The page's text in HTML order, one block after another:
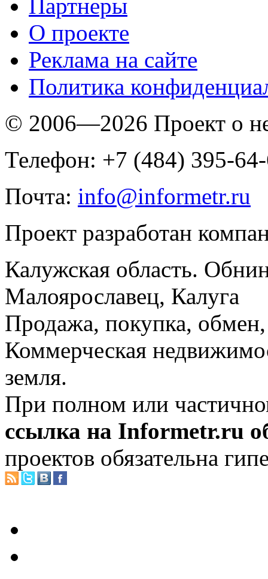
Партнеры
O проекте
Реклама на сайте
Политика
© 2006—2026 Проект о
Телефон: +7 (484) 395-
Почта: info@informetr.ru
Проект разработан
Калужская область.
Малоярославец, Калуга
Продажа, покупка, обмен,
Коммерческая
земля.
При полном или
ссылка на Informetr.ru
проектов обязательна